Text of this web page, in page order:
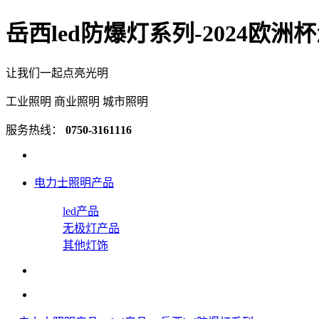
岳西led防爆灯系列-2024欧洲
让我们一起点亮光明
工业照明 商业照明 城市照明
服务热线： 0750-3161116
电力士照明产品
led产品
无极灯产品
其他灯饰